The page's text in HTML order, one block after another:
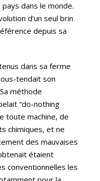
dans le monde.
d’un seul brin
depuis sa
dans sa ferme
tendait son
méthode
“do-nothing
toute machine, de
chimiques, et ne
des mauvaises
étaient
conventionnelles les